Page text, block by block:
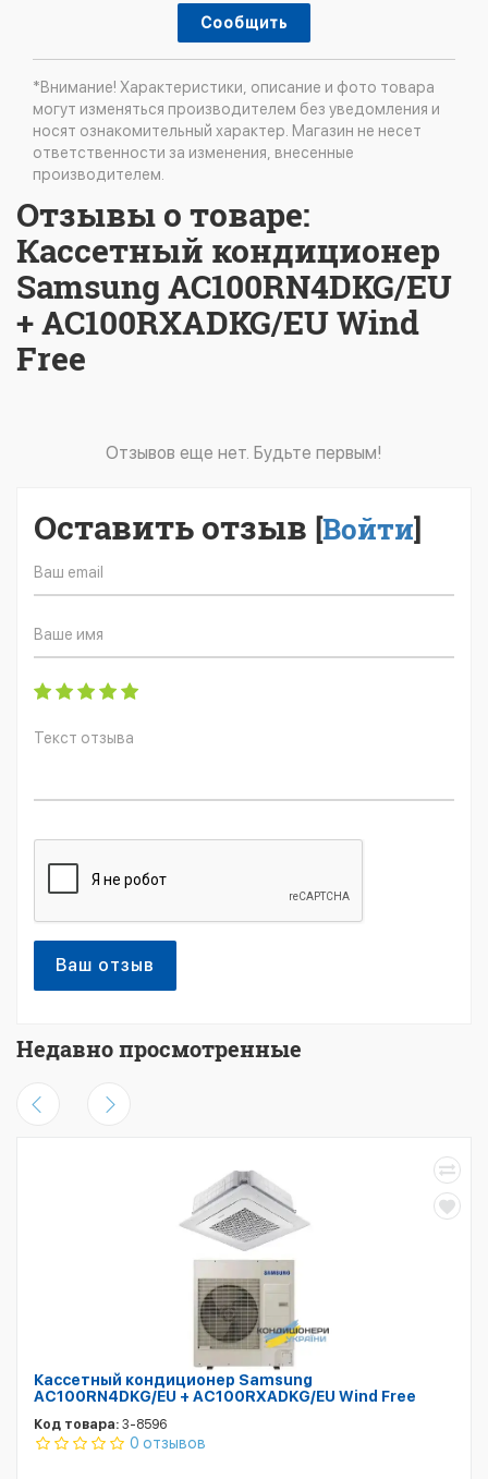
Сообщить
*Внимание! Характеристики, описание и фото товара
могут изменяться производителем без уведомления и
носят ознакомительный характер. Магазин не несет
ответственности за изменения, внесенные
производителем.
Отзывы о товаре:
Кассетный кондиционер
Samsung AC100RN4DKG/EU
+ AC100RXADKG/EU Wind
Free
Отзывов еще нет. Будьте первым!
Оставить отзыв [Войти]
Ваш отзыв
Недавно просмотренные
Кассетный кондиционер Samsung
AC100RN4DKG/EU + AC100RXADKG/EU Wind Free
Код товара: 3-8596
0 отзывов